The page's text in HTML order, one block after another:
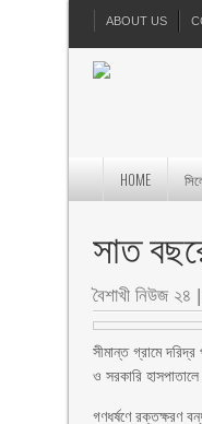
ABOUT US
HOME
সাত
বৈশাখী নিউজ ২৪ |
সীমান্ত গ্রামে
ও সরকারি
গণধর্ষণে রক্তক্ষরণ